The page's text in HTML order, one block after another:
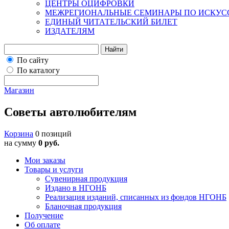
ЦЕНТРЫ ОЦИФРОВКИ
МЕЖРЕГИОНАЛЬНЫЕ СЕМИНАРЫ ПО
ЕДИНЫЙ ЧИТАТЕЛЬСКИЙ БИЛЕТ
ИЗДАТЕЛЯМ
Найти
По сайту
По каталогу
Магазин
Советы автолюбителям
Корзина 0 позиций
на сумму 0 руб.
Мои заказы
Товары и услуги
Сувенирная продукция
Издано в НГОНБ
Реализация изданий, списанных из фондов НГОНБ
Бланочная продукция
Получение
Об оплате